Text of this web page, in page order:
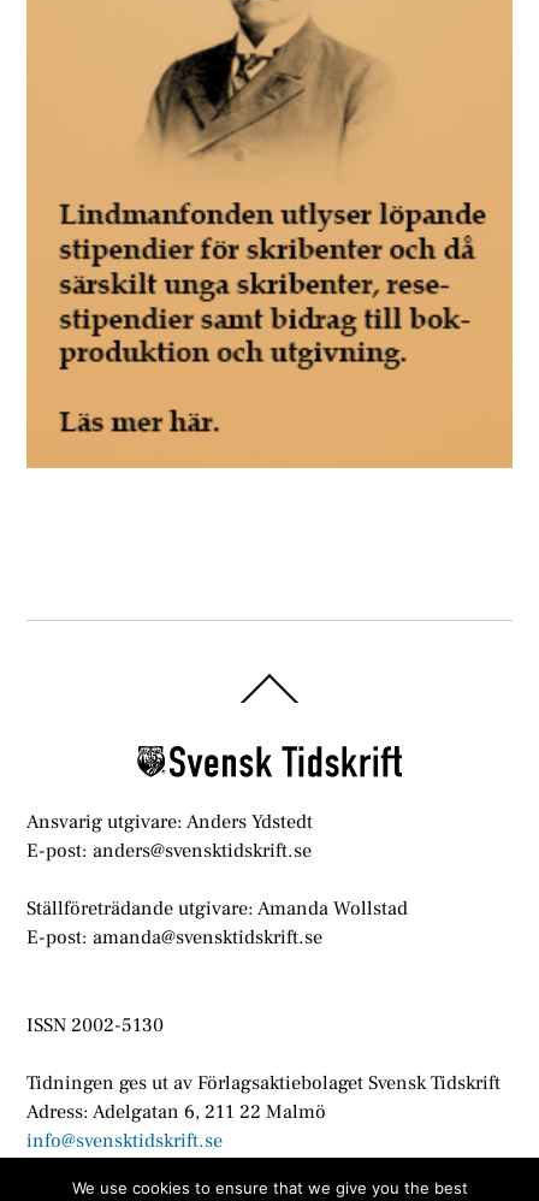
To
Ansvarig utgivare: Anders Ydstedt
E-post: anders@svensktidskrift.se
Ställföreträdande utgivare: Amanda Wollstad
E-post: amanda@svensktidskrift.se
ISSN 2002-5130
Tidningen ges ut av Förlagsaktiebolaget Svensk Tidskrift
Adress: Adelgatan 6, 211 22 Malmö
info@svensktidskrift.se
We use cookies to ensure that we give you the best